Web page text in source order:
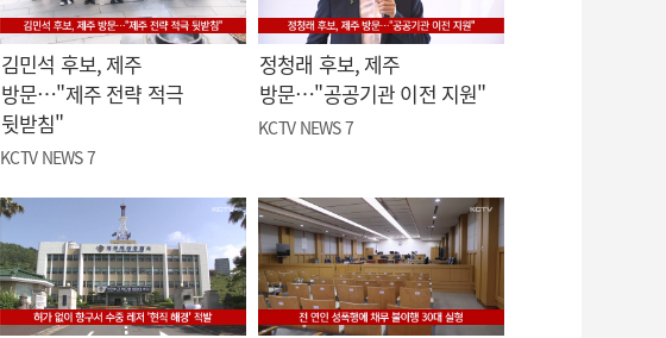
김민석 후보, 제주
방문…"제주 전략 적극
뒷받침"
KCTV NEWS 7
정청래 후보, 제주
방문…"공공기관 이전 지원"
KCTV NEWS 7